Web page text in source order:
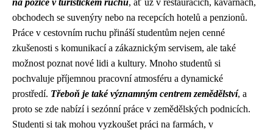
obchodech se suvenýry nebo na recepcích hotelů a penzionů.
Práce v cestovním ruchu přináší studentům nejen cenné
zkušenosti s komunikací a zákaznickým servisem, ale také
možnost poznat nové lidi a kultury. Mnoho studentů si
pochvaluje příjemnou pracovní atmosféru a dynamické
prostředí. Třeboň je také významným centrem zemědělství, a
proto se zde nabízí i sezónní práce v zemědělských podnicích.
Studenti si tak mohou vyzkoušet práci na farmách, v